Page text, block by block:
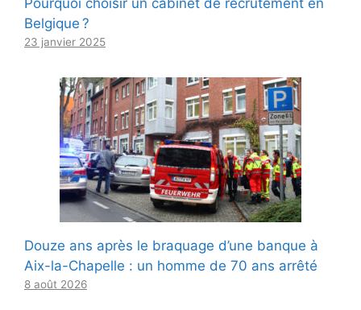
Pourquoi choisir un cabinet de recrutement en
Belgique ?
23 janvier 2025
Douze ans après le braquage d’une banque à
Aix-la-Chapelle : un homme de 70 ans arrêté
8 août 2026